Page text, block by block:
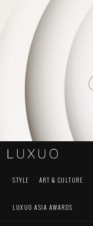
STYLE ART & CULTURE
LUXUO ASIA AWARDS